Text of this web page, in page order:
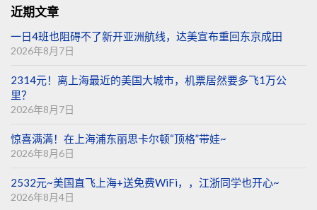
近期文章
一日4班也阻碍不了新开亚洲航线，达美宣布重回东京成田
2026年8月7日
2314元！离上海最近的美国大城市，机票居然要多飞1万公
里？
2026年8月7日
惊喜满满！在上海浦东丽思卡尔顿“顶格”带娃~
2026年8月6日
2532元~美国直飞上海+送免费WiFi，，江浙同学也开心~
2026年8月4日